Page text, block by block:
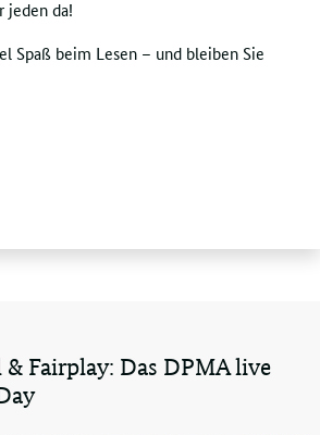
jeden da!
Spaß beim Lesen – und bleiben Sie
& Fairplay: Das DPMA live